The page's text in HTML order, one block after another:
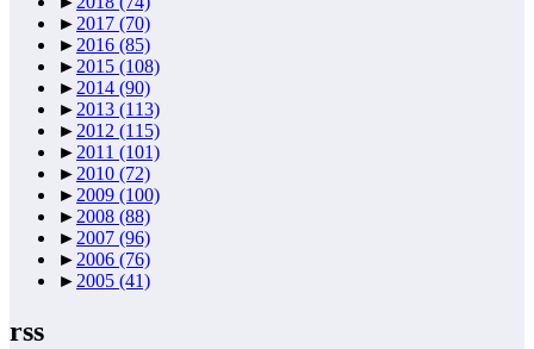
► 2017 (70)
► 2016 (85)
► 2015 (108)
► 2014 (90)
► 2013 (113)
► 2012 (115)
► 2011 (101)
► 2010 (72)
► 2009 (100)
► 2008 (88)
► 2007 (96)
► 2006 (76)
► 2005 (41)
rss